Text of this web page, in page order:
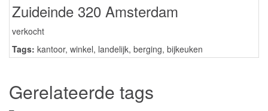
Zuideinde 320 Amsterdam
verkocht
Tags: kantoor, winkel, landelijk, berging, bijkeuken
Gerelateerde tags